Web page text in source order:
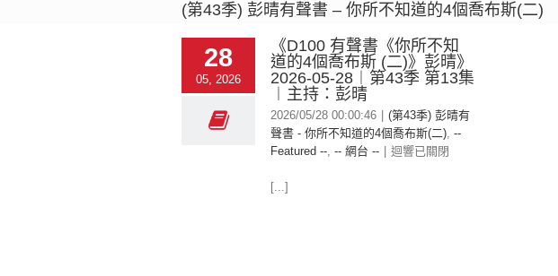
(第43季) 彭晴有聲書 – 你所不知道的4個喬布斯(二)
28
05, 2026
《D100 有聲書《你所不知
道的4個喬布斯 (二)》彭晴》
2026-05-28︱第43季 第13集
︱主持：彭晴
2026/05/28 00:00:46
(第43季) 彭晴有
聲書 - 你所不知道的4個喬布斯(二), --
Featured --, -- 網台 -- 迴響已關閉
[...]